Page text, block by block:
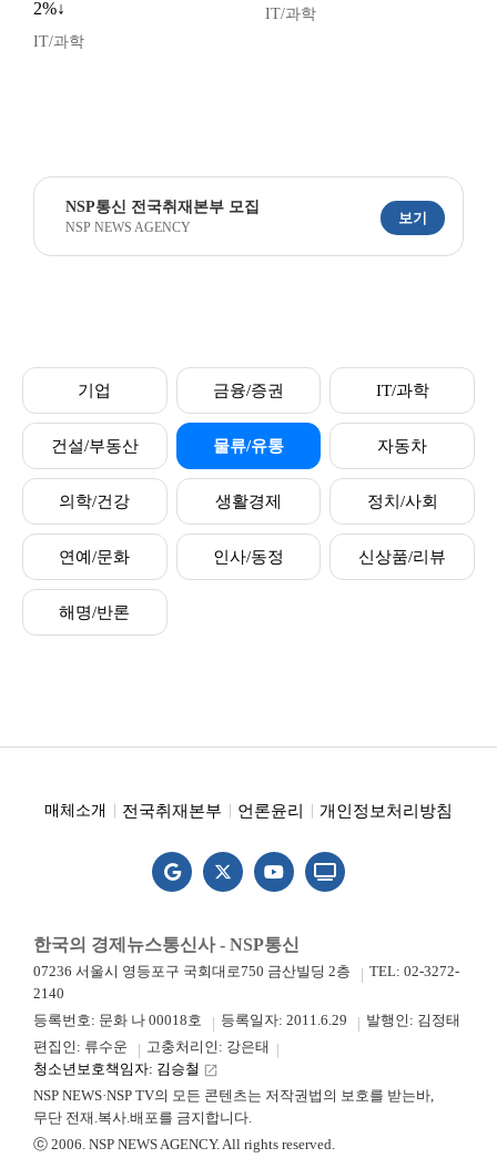
2%↓
IT/과학
IT/과학
NSP통신 전국취재본부 모집
NSP NEWS AGENCY
보기
기업 금융/증권 IT/과학
건설/부동산 물류/유통 자동차
의학/건강 생활경제 정치/사회
연예/문화 인사/동정 신상품/리뷰
해명/반론
매체소개 전국취재본부 언론윤리 개인정보처리방침
한국의 경제뉴스통신사 - NSP통신
07236 서울시 영등포구 국회대로750 금산빌딩 2층
TEL: 02-3272-
2140
등록번호: 문화 나 00018호
등록일자: 2011.6.29
발행인: 김정태
편집인: 류수운
고충처리인: 강은태
청소년보호책임자: 김승철 launch
NSP NEWS·NSP TV의 모든 콘텐츠는 저작권법의 보호를 받는바,
무단 전재.복사.배포를 금지합니다.
ⓒ 2006. NSP NEWS AGENCY. All rights reserved.